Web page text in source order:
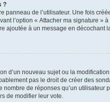
?
panneau de l’utilisateur. Une fois
l’option « Attacher ma signature »
ajoutée à un message en décochant
d’un nouveau sujet ou la
pas le droit de créer des
de réponses qu’un
de modifier leur vote.